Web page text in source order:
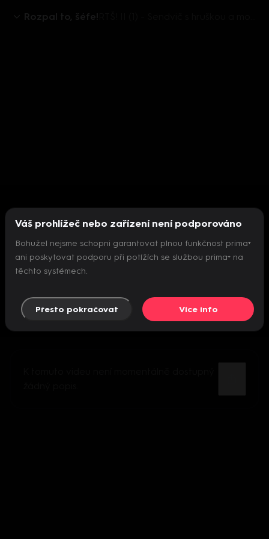
Rozpal to, šéfe!
Nepodařilo se inicializovat přehrávač
Váš prohlížeč nebo zařízení není podporováno
Bohužel nejsme schopni garantovat plnou funkčnost prima+
ani poskytovat podporu při potížích se službou prima+ na
těchto systémech.
Přesto pokračovat Více info